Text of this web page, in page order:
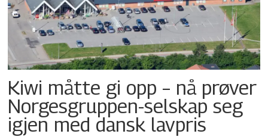
Kiwi måtte gi opp – nå prøver
Norgesgruppen-selskap seg
igjen med dansk lavpris